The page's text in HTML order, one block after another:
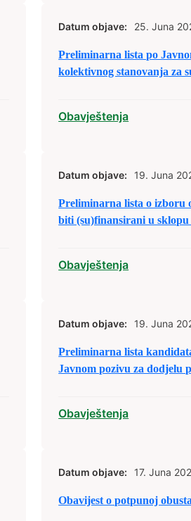
Datum objave: 25. Juna
Preliminarna lista po
kolektivnog stanovanja za
Obavještenja
Datum objave: 19. Juna
Preliminarna lista o izboru
biti (su)finansirani u
Obavještenja
Datum objave: 19. Juna
Preliminarna lista
Javnom pozivu za dodjelu
Obavještenja
Datum objave: 17. Juna
Obavijest o potpunoj